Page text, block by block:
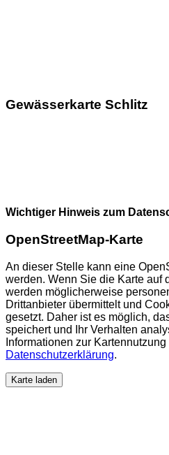
Gewässerkarte Schlitz
Wichtiger Hinweis zum
OpenStreetMap-Karte
An dieser Stelle kann eine
werden. Wenn Sie die Karte auf
werden möglicherweise
Drittanbieter übermittelt und
gesetzt. Daher ist es möglich,
speichert und Ihr Verhalten
Informationen zur
Datenschutzerklärung.
Karte laden